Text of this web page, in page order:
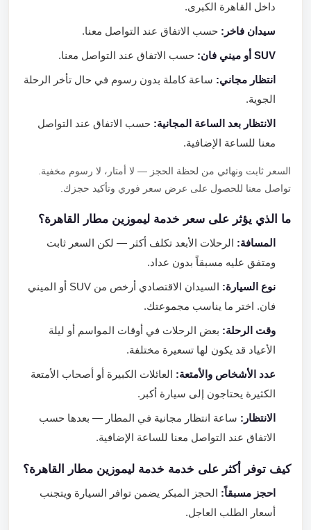
داخل القاهرة الكبرى.
سيدان فاخر:حسب الاتفاق عند التواصل معنا.
SUV أو ميني فان: حسب الاتفاق عند التواصل معنا.
انتظار مجاني:ساعة كاملة بدون رسوم في حال تأخر الرحلة
الجوية.
الانتظار بعد الساعة المجانية:حسب الاتفاق عند التواصل
معنا للساعة الإضافية.
السعر ثابت ونهائي من لحظة الحجز — لا أمتار، لا رسوم مخفية.
تواصل معنا للحصول على عرض سعر فوري وتأكيد حجزك.
ما الذي يؤثر على سعر خدمة ليموزين مطار القاهرة؟
المسافة:الرحلات الأبعد تكلف أكثر — لكن السعر ثابت
ومتفق عليه مسبقاً بدون عداد.
نوع السيارة:
السيدان الاقتصادي أرخص من SUV أو الميني
فان. اختر ما يناسب مجموعتك.
وقت الرحلة:بعض الرحلات في أوقات المواسم أو ليلة
الأعياد قد يكون لها تسعيرة مختلفة.
عدد الأشخاص والأمتعة:العائلات الكبيرة أو أصحاب الأمتعة
الكثيرة يحتاجون إلى سيارة أكبر.
الانتظار:ساعة انتظار مجانية في المطار — بعدها حسب
الاتفاق عند التواصل معنا للساعة الإضافية.
كيف توفر أكثر على خدمة خدمة ليموزين مطار القاهرة؟
احجز مسبقاً:الحجز المبكر يضمن توافر السيارة ويتجنب
أسعار الطلب العاجل.